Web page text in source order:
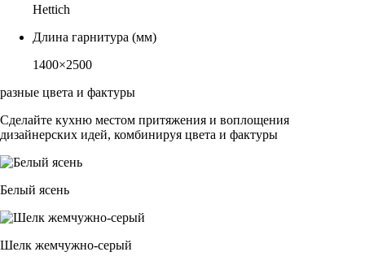
Hettich
Длина гарнитура (мм)
1400×2500
разные цвета и фактуры
Сделайте кухню местом притяжения и воплощения
дизайнерских идей, комбинируя цвета и фактуры
Белый ясень
Шелк жемчужно-серый